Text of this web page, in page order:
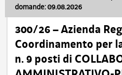
domande: 09.08.2026
300/26 – Azienda
Coordinamento per
n. 9 posti di